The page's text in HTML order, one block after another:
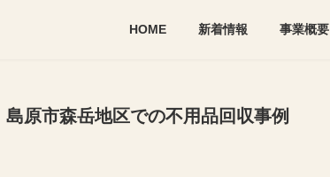
HOME 新着情報 事業概要
島原市森岳地区での不用品回収事例